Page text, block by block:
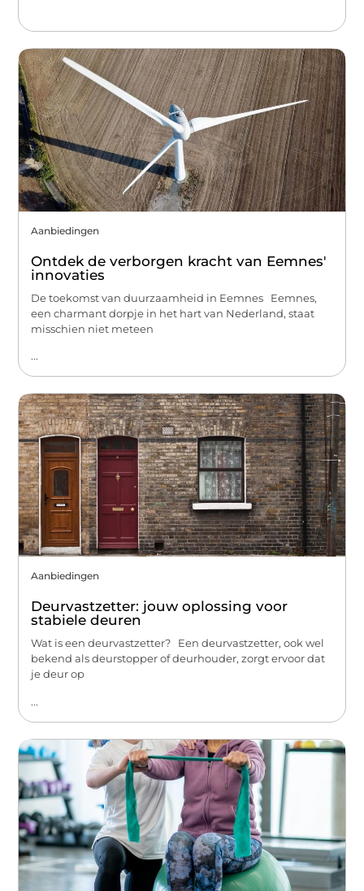
Aanbiedingen
Ontdek de verborgen kracht van Eemnes'
innovaties
De toekomst van duurzaamheid in Eemnes Eemnes,
een charmant dorpje in het hart van Nederland, staat
misschien niet meteen
...
Aanbiedingen
Deurvastzetter: jouw oplossing voor
stabiele deuren
Wat is een deurvastzetter? Een deurvastzetter, ook wel
bekend als deurstopper of deurhouder, zorgt ervoor dat
je deur op
...